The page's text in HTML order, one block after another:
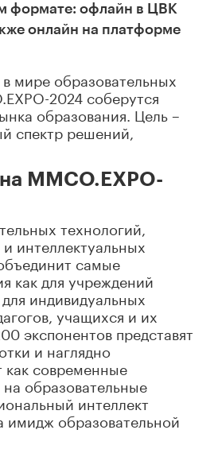
формате: офлайн в ЦВК
онлайн на платформе
мире образовательных
2024 соберутся
образования. Цель –
спектр решений,
на ММСО.EXPO-
технологий,
интеллектуальных
самые
как для учреждений
индивидуальных
учащихся и их
экспонентов представят
и наглядно
современные
образовательные
интеллект
имидж образовательной